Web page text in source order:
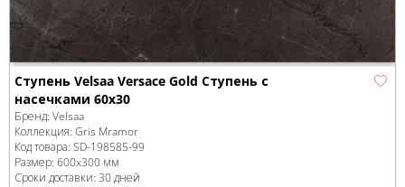
Ступень Velsaa Versace Gold Ступень с
насечками 60х30
Бренд: Velsaa
Коллекция: Gris Mramor
Код товара: SD-198585-99
Размер: 600x300 мм
Сроки доставки: 30 дней